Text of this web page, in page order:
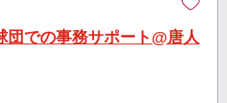
団での事務サポート@唐人